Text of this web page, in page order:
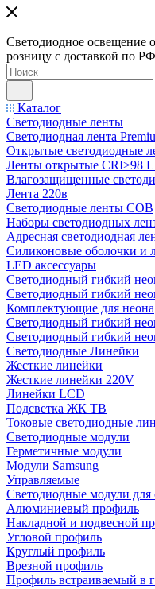
Светодиодное освещение
розницу с доставкой по
Каталог
Светодиодные ленты
Светодиодная лента
Открытые светодиодные
Ленты открытые CRI>98
Влагозащищенные
Лента 220в
Светодиодные ленты COB
Наборы светодиодных
Адресная светодиодная
Силиконовые оболочки и
LED аксессуары
Светодиодный гибкий
Светодиодный гибкий
Комплектующие для неона
Светодиодный гибкий
Светодиодный гибкий
Светодиодные Линейки
Жесткие линейки
Жесткие линейки 220V
Линейки LCD
Подсветка ЖК ТВ
Токовые светодиодные
Светодиодные модули
Герметичные модули
Модули Samsung
Управляемые
Светодиодные модули для
Алюминиевый профиль
Накладной и подвесной
Угловой профиль
Круглый профиль
Врезной профиль
Профиль встраиваемый в